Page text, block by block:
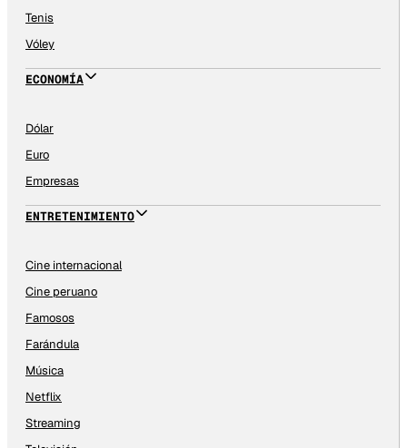
Tenis
Vóley
ECONOMÍA
Dólar
Euro
Empresas
ENTRETENIMIENTO
Cine internacional
Cine peruano
Famosos
Farándula
Música
Netflix
Streaming